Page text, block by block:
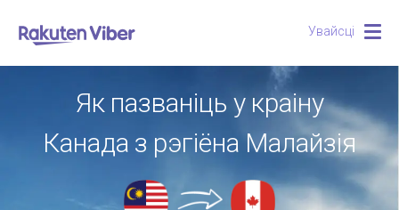
Увайсці
Як пазваніць у краіну
Канада з рэгіёна Малайзія